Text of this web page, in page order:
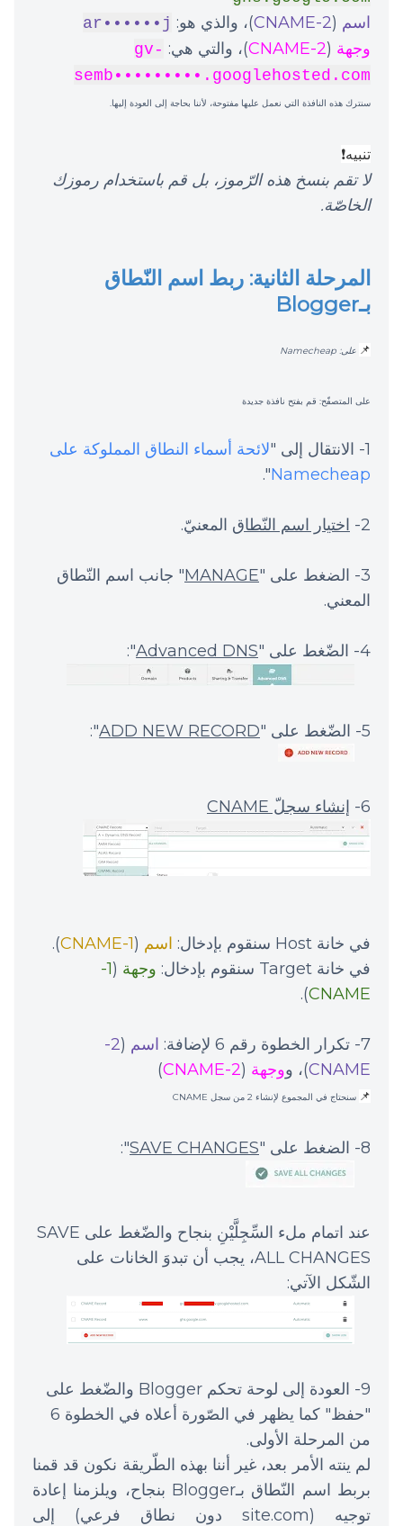
اسم (
2-CNAME )، والذي هو: ar••••••j
وجهة (
2-CNAME )، والتي هي: gv-
semb•••••••••.googlehosted.com
سنترك هذه النافذة التي نعمل عليها مفتوحة، لأننا بحاجة إلى العودة إليها.
تنبيه❗️
لا تقم بنسخ هذه الرّموز، بل قم باستخدام رموزك
الخاصّة.
المرحلة الثانية: ربط اسم النّطاق
بـBlogger
📌 على: Namecheap
على المتصفّح: قم بفتح نافذة جديدة
1- الانتقال إلى "
لائحة أسماء النطاق المملوكة على
Namecheap
".
2- اختيار اسم النّطاق المعنيّ.
3- الضغط على " MANAGE" جانب اسم النّطاق
المعني.
4- الضّغط على " Advanced DNS
":
5- الضّغط على " ADD NEW RECORD
":
6- إنشاء سجلّ CNAME
في خانة Host سنقوم بإدخال: اسم (
1-CNAME
).
في خانة Target سنقوم بإدخال:
وجهة (
1-
CNAME
).
7- تكرار الخطوة رقم 6 لإضافة: اسم (
2-
CNAME)، ووجهة (
2-CNAME
)
📌 سنحتاج في المجموع لإنشاء 2 من سجل CNAME
8- الضغط على " SAVE CHANGES
":
عند اتمام ملء السِّجِلَّيْنِ بنجاح والضّغط على SAVE
ALL CHANGES، يجب أن تبدوَ الخانات على
الشّكل الآتي:
9- العودة إلى لوحة تحكم Blogger والضّغط على
"حفظ" كما يظهر في الصّورة أعلاه في الخطوة 6
من المرحلة الأولى.
لم ينته الأمر بعد، غير أننا بهذه الطّريقة نكون قد قمنا
بربط اسم النّطاق بـBlogger بنجاح، ويلزمنا إعادة
توجيه (site.com دون نطاق فرعي) إلى